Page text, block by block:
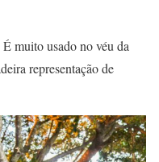
muito usado no véu da
representação de